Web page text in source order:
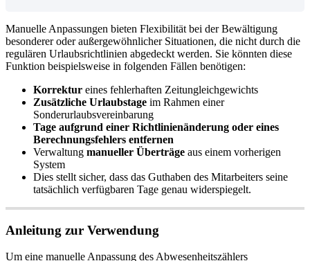
Manuelle Anpassungen bieten Flexibilität bei der Bewältigung
besonderer oder außergewöhnlicher Situationen, die nicht durch die
regulären Urlaubsrichtlinien abgedeckt werden. Sie könnten diese
Funktion beispielsweise in folgenden Fällen benötigen:
Korrektur eines fehlerhaften Zeitungleichgewichts
Zusätzliche Urlaubstage im Rahmen einer
Sonderurlaubsvereinbarung
Tage aufgrund einer Richtlinienänderung oder eines
Berechnungsfehlers entfernen
Verwaltung manueller Überträge aus einem vorherigen
System
Dies stellt sicher, dass das Guthaben des Mitarbeiters seine
tatsächlich verfügbaren Tage genau widerspiegelt.
Anleitung zur Verwendung
Um eine manuelle Anpassung des Abwesenheitszählers